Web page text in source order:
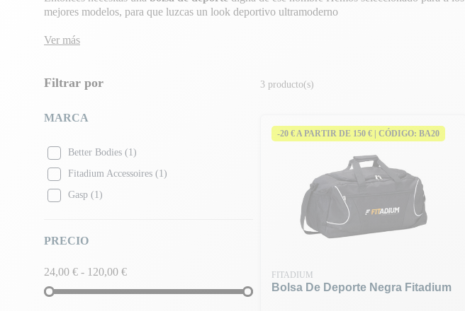
mejores modelos, para que luzcas un look deportivo ultramoderno
Ver más
Filtrar por
MARCA
Better Bodies (1)
Fitadium Accessoires (1)
Gasp (1)
PRECIO
24,00 € - 120,00 €
3 producto(s)
-20 € A PARTIR DE 150 € | CÓDIGO: BA20
FITADIUM
Bolsa De Deporte Negra Fitadium